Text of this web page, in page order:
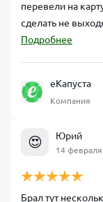
перевели на
сделать не
Подробнее
еКапуста
Компания
😍 Юрий
14 февраля
Брал тут